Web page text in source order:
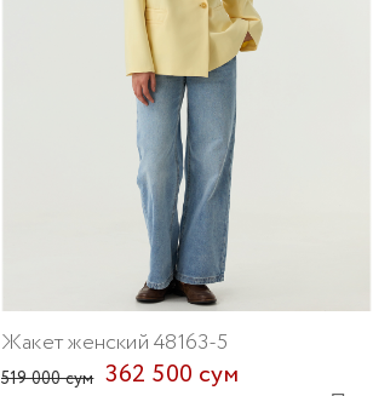
Жакет женский 48163-5
519 000 сум 362 500 сум